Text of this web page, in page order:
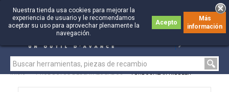
0
0
Nuestra tienda usa cookies para mejorar la
experiencia de usuario y le recomendamos
aceptar su uso para aprovechar plenamente la
navegación.
Acepto
Más
información
Inicio > PRODUCTOS DESCATALOGADOS > TURBOSHEAR NIBBLER